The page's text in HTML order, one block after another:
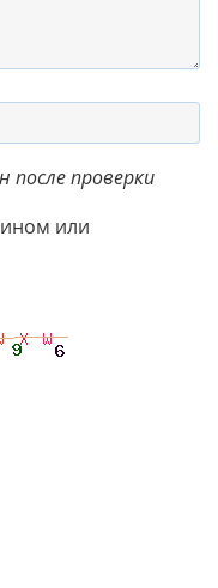
после проверки
или